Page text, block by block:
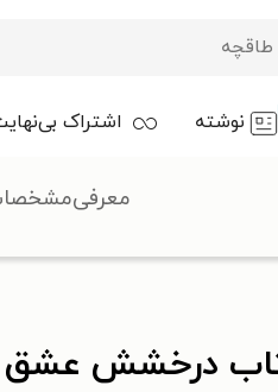
نوشته اشتراک
درخشش عشق
معرفی